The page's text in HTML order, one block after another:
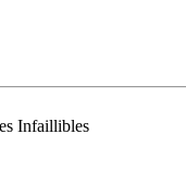
Infaillibles